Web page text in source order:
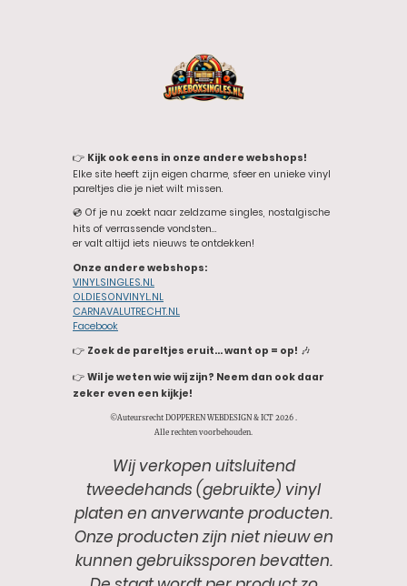
👉 Kijk ook eens in onze andere webshops!
Elke site heeft zijn eigen charme, sfeer en unieke vinyl
pareltjes die je niet wilt missen.
💿 Of je nu zoekt naar zeldzame singles, nostalgische
hits of verrassende vondsten…
er valt altijd iets nieuws te ontdekken!
Onze andere webshops:
VINYLSINGLES.NL
OLDIESONVINYL.NL
CARNAVALUTRECHT.NL
Facebook
👉 Zoek de pareltjes eruit… want op = op! 🎶
👉 Wil je weten wie wij zijn? Neem dan ook daar
zeker even een kijkje!
©Auteursrecht DOPPEREN WEBDESIGN & ICT 2026 .
Alle rechten voorbehouden.
Wij verkopen uitsluitend
tweedehands (gebruikte) vinyl
platen en anverwante producten.
Onze producten zijn niet nieuw en
kunnen gebruikssporen bevatten.